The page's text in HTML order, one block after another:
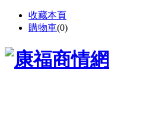
收藏本頁
購物車(0)